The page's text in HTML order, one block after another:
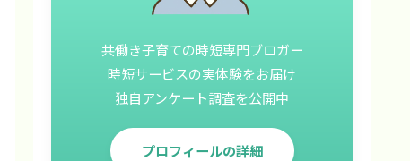
共働き子育ての時短専門ブロガー
時短サービスの実体験をお届け
独自アンケート調査を公開中
プロフィールの詳細